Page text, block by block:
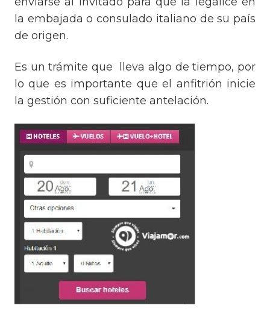
la embajada o consulado italiano de su país
de origen.
Es un trámite que lleva algo de tiempo, por
lo que es importante que el anfitrión inicie
la gestión con suficiente antelación.